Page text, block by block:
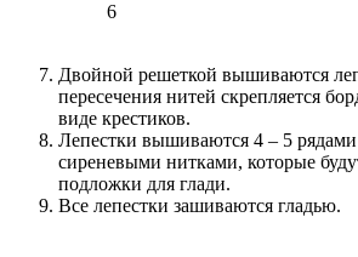
6
Двойной решеткой вышиваются
пересечения нитей скрепляется
виде крестиков.
Лепестки вышиваются 4 – 5
сиреневыми нитками, которые
подложки для глади.
Все лепестки зашиваются гладью.